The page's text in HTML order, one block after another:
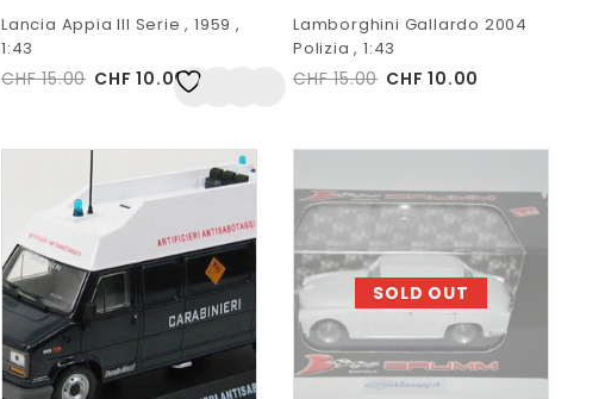
Lancia Appia III Serie , 1959 ,
1:43
CHF15.00 CHF 10.00
Lamborghini Gallardo 2004
Polizia , 1:43
CHF15.00 CHF 10.00
SOLD OUT